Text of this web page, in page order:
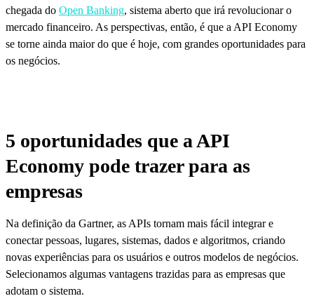
chegada do Open Banking, sistema aberto que irá revolucionar o
mercado financeiro. As perspectivas, então, é que a API Economy
se torne ainda maior do que é hoje, com grandes oportunidades para
os negócios.
5 oportunidades que a API
Economy pode trazer para as
empresas
Na definição da Gartner, as APIs tornam mais fácil integrar e
conectar pessoas, lugares, sistemas, dados e algoritmos, criando
novas experiências para os usuários e outros modelos de negócios.
Selecionamos algumas vantagens trazidas para as empresas que
adotam o sistema.